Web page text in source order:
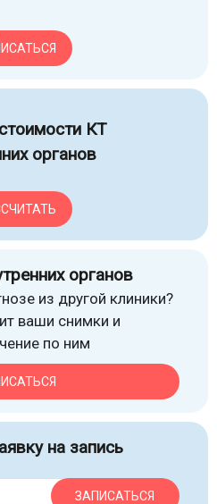
КТ
органов
органов
из другой клиники?
ваши снимки и
по ним
на запись
ЗАПИСАТЬСЯ